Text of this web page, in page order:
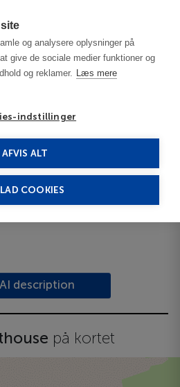
og analysere oplysninger på
give de sociale medier funktioner og
og reklamer. Læs mere
indstillinger
AFVIS ALT
COOKIES
1912 Guesthouse Lejligheder
Lejligheder
description
på kortet